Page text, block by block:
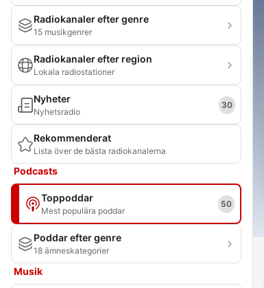
Radiokanaler efter genre
15 musikgenrer
Radiokanaler efter region
Lokala radiostationer
Nyheter
Nyhetsradio
30
Rekommenderat
Lista över de bästa radiokanalerna
Podcasts
Toppoddar
Mest populära poddar
50
Poddar efter genre
18 ämneskategorier
Musik